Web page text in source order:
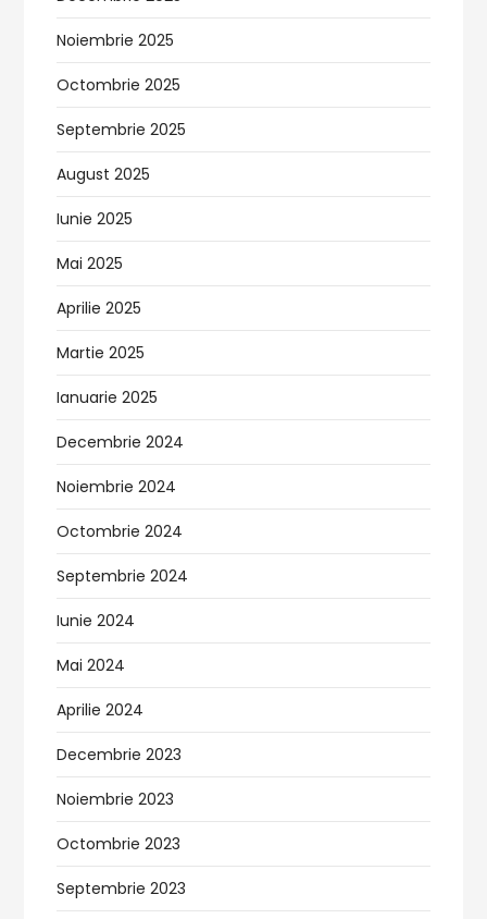
Noiembrie 2025
Octombrie 2025
Septembrie 2025
August 2025
Iunie 2025
Mai 2025
Aprilie 2025
Martie 2025
Ianuarie 2025
Decembrie 2024
Noiembrie 2024
Octombrie 2024
Septembrie 2024
Iunie 2024
Mai 2024
Aprilie 2024
Decembrie 2023
Noiembrie 2023
Octombrie 2023
Septembrie 2023